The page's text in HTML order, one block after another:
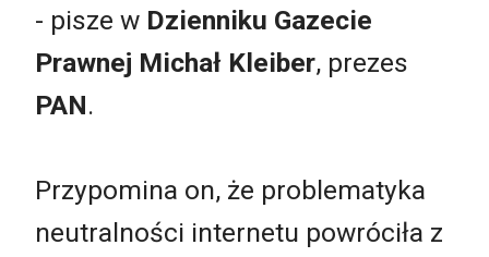
- pisze w Dzienniku Gazecie
Prawnej Michał Kleiber, prezes
PAN.
Przypomina on, że problematyka
neutralności internetu powróciła z